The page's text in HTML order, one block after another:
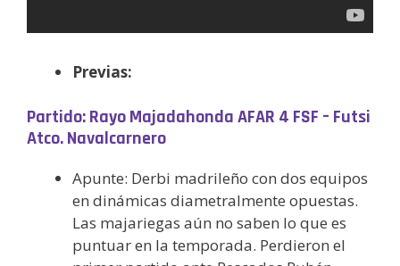
Previas:
Partido: Rayo Majadahonda AFAR 4 FSF – Futsi
Atco. Navalcarnero
Apunte: Derbi madrileño con dos equipos
en dinámicas diametralmente opuestas.
Las majariegas aún no saben lo que es
puntuar en la temporada. Perdieron el